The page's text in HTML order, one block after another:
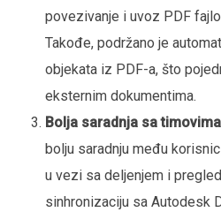
povezivanje i uvoz PDF
Takođe, podržano je
objekata iz PDF-a, što
eksternim dokumentima.
Bolja saradnja sa timovima
bolju saradnju među
u vezi sa deljenjem i
sinhronizaciju sa Autodesk